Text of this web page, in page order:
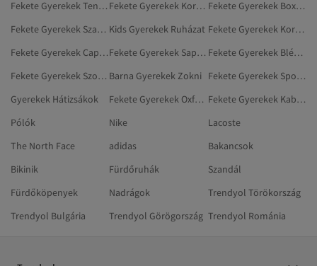
Fekete Gyerekek Teniszcipő
Fekete Gyerekek Korszázsok
Fekete Gyerekek Boxeralsó
Fekete Gyerekek Szandál Kids Gyerekek Ruházat
Fekete Gyerekek Koronák, Hajpántok És Hajcsatok
Fekete Gyerekek Capri- És Bermuda Nadrágok
Fekete Gyerekek Sapkák
Fekete Gyerekek Blézerek És Mellények
Fekete Gyerekek Szoknyák Barna Gyerekek Zokni
Fekete Gyerekek Sportos Pulóverek
Gyerekek Hátizsákok
Fekete Gyerekek Oxford Cipő
Fekete Gyerekek Kabátok És Dzsekik
Pólók
Nike
Lacoste
The North Face
adidas
Bakancsok
Bikinik
Fürdőruhák
Szandál
Fürdőköpenyek
Nadrágok
Trendyol Törökország
Trendyol Bulgária
Trendyol Görögország Trendyol Románia